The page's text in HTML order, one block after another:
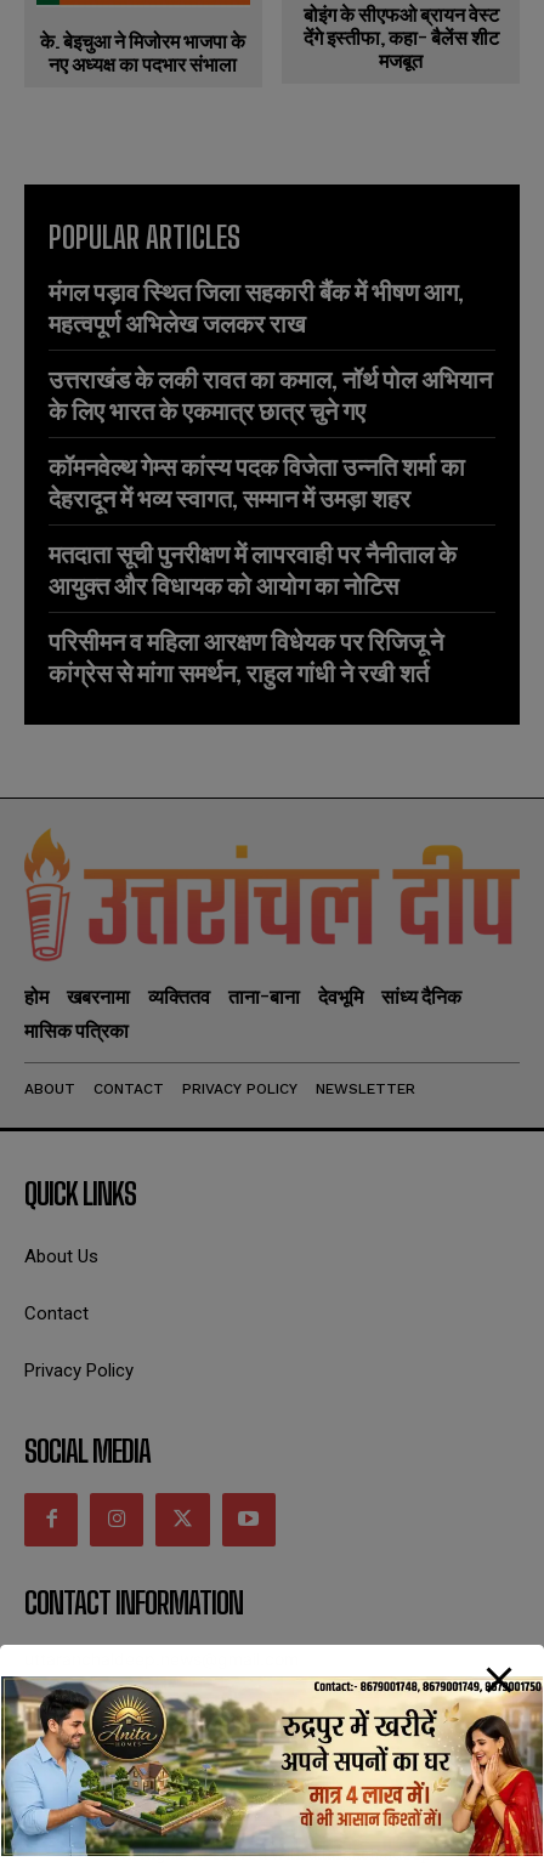
के. बेइचुआ ने मिजोरम भाजपा के
नए अध्यक्ष का पदभार संभाला
बोइंग के सीएफओ ब्रायन वेस्ट
देंगे इस्तीफा, कहा- बैलेंस शीट
मजबूत
POPULAR ARTICLES
मंगल पड़ाव स्थित जिला सहकारी बैंक में भीषण आग,
महत्वपूर्ण अभिलेख जलकर राख
उत्तराखंड के लकी रावत का कमाल, नॉर्थ पोल अभियान
के लिए भारत के एकमात्र छात्र चुने गए
कॉमनवेल्थ गेम्स कांस्य पदक विजेता उन्नति शर्मा का
देहरादून में भव्य स्वागत, सम्मान में उमड़ा शहर
मतदाता सूची पुनरीक्षण में लापरवाही पर नैनीताल के
आयुक्त और विधायक को आयोग का नोटिस
परिसीमन व महिला आरक्षण विधेयक पर रिजिजू ने
कांग्रेस से मांगा समर्थन, राहुल गांधी ने रखी शर्त
होम खबरनामा व्यक्तितव ताना-बाना देवभूमि
सांध्य दैनिक
मासिक पत्रिका
ABOUT CONTACT PRIVACY POLICY NEWSLETTER
QUICK LINKS
About Us
Contact
Privacy Policy
SOCIAL MEDIA
CONTACT INFORMATION
SUBSCRIBE NOW
All Rights Reserved with uttaranchaldeep